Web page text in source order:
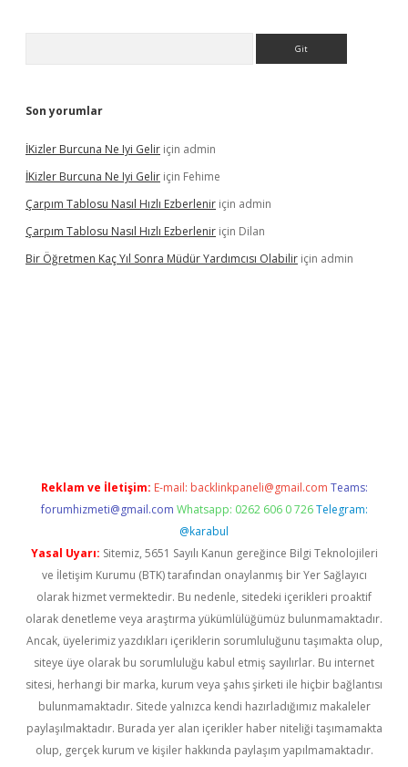
Son yorumlar
İKizler Burcuna Ne Iyi Gelir için admin
İKizler Burcuna Ne Iyi Gelir için Fehime
Çarpım Tablosu Nasıl Hızlı Ezberlenir için admin
Çarpım Tablosu Nasıl Hızlı Ezberlenir için Dilan
Bir Öğretmen Kaç Yıl Sonra Müdür Yardımcısı Olabilir için admin
Reklam ve İletişim: E-mail: backlinkpaneli@gmail.com Teams:
forumhizmeti@gmail.com Whatsapp: 0262 606 0 726 Telegram:
@karabul
Yasal Uyarı: Sitemiz, 5651 Sayılı Kanun gereğince Bilgi Teknolojileri
ve İletişim Kurumu (BTK) tarafından onaylanmış bir Yer Sağlayıcı
olarak hizmet vermektedir. Bu nedenle, sitedeki içerikleri proaktif
olarak denetleme veya araştırma yükümlülüğümüz bulunmamaktadır.
Ancak, üyelerimiz yazdıkları içeriklerin sorumluluğunu taşımakta olup,
siteye üye olarak bu sorumluluğu kabul etmiş sayılırlar. Bu internet
sitesi, herhangi bir marka, kurum veya şahıs şirketi ile hiçbir bağlantısı
bulunmamaktadır. Sitede yalnızca kendi hazırladığımız makaleler
paylaşılmaktadır. Burada yer alan içerikler haber niteliği taşımamakta
olup, gerçek kurum ve kişiler hakkında paylaşım yapılmamaktadır.